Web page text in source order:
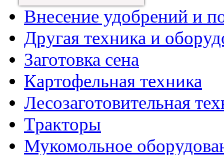
Внесение удобрений и
Другая техника и
Заготовка сена
Картофельная техника
Лесозаготовительная
Тракторы
Мукомольное